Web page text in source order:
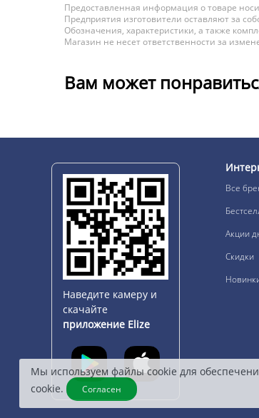
Предоставленная информация о товаре
Предприятия изготовители оставляют за
Обозначения, характеристики, а также
Магазин не несет ответственности за
Вам может
Наведите камеру и
скачайте
приложение Elize
Все
Акции
Скидки
Мы используем файлы cookie для
cookie.
Согласен